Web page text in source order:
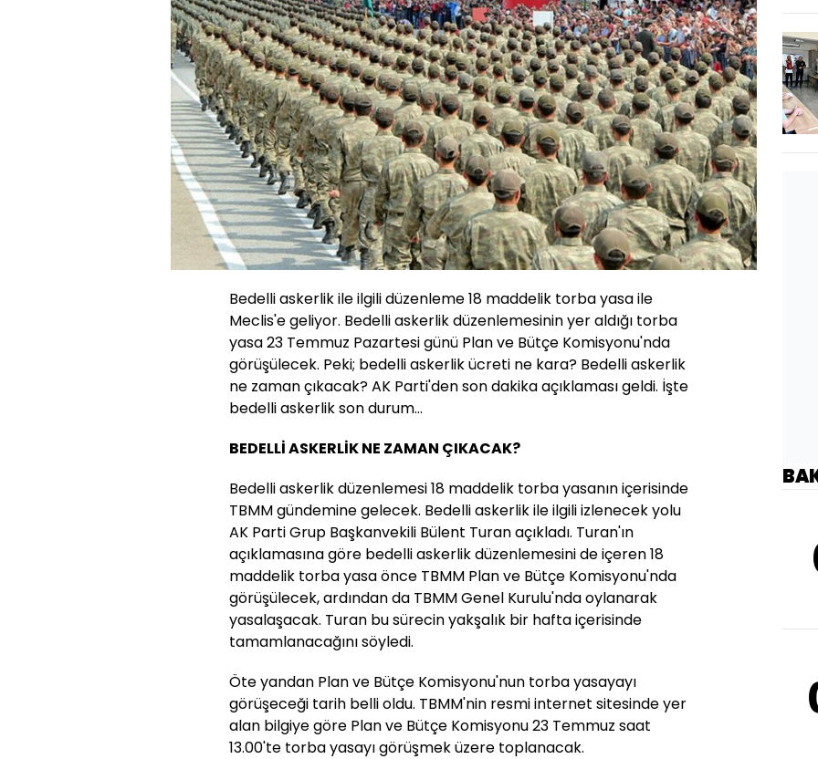
Bedelli askerlik ile ilgili düzenleme 18 maddelik torba yasa ile
Meclis'e geliyor. Bedelli askerlik düzenlemesinin yer aldığı torba
yasa 23 Temmuz Pazartesi günü Plan ve Bütçe Komisyonu'nda
görüşülecek. Peki; bedelli askerlik ücreti ne kara? Bedelli askerlik
ne zaman çıkacak? AK Parti'den son dakika açıklaması geldi. İşte
bedelli askerlik son durum...
BEDELLİ ASKERLİK NE ZAMAN ÇIKACAK?
Bedelli askerlik düzenlemesi 18 maddelik torba yasanın içerisinde
TBMM gündemine gelecek. Bedelli askerlik ile ilgili izlenecek yolu
AK Parti Grup Başkanvekili Bülent Turan açıkladı. Turan'ın
açıklamasına göre bedelli askerlik düzenlemesini de içeren 18
maddelik torba yasa önce TBMM Plan ve Bütçe Komisyonu'nda
görüşülecek, ardından da TBMM Genel Kurulu'nda oylanarak
yasalaşacak. Turan bu sürecin yakşalık bir hafta içerisinde
tamamlanacağını söyledi.
Öte yandan Plan ve Bütçe Komisyonu'nun torba yasayayı
görüşeceği tarih belli oldu. TBMM'nin resmi internet sitesinde yer
alan bilgiye göre Plan ve Bütçe Komisyonu 23 Temmuz saat
13.00'te torba yasayı görüşmek üzere toplanacak.